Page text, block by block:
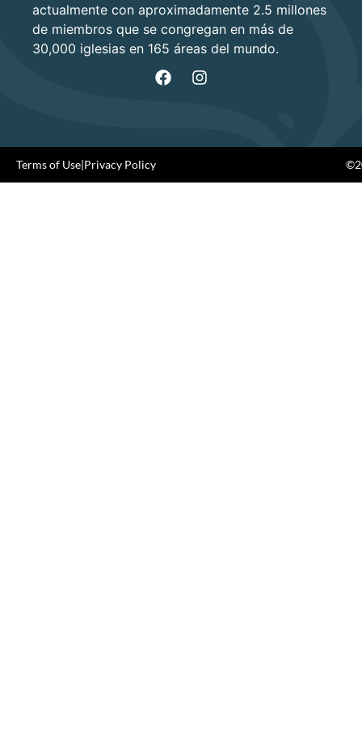
actualmente con aproximadamente 2.5 millones
de miembros que se congregan en más de
30,000 iglesias en 165 áreas del mundo.
Terms of Use|Privacy Policy